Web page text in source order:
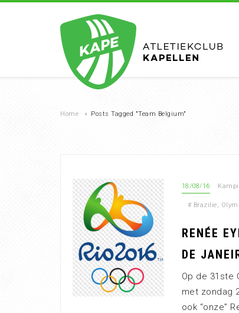
Home › Posts Tagged "Team Belgium"
18/08/16
# Brazilie,
RENÉE
DE
Op de 31ste
met zondag
ook “onze”